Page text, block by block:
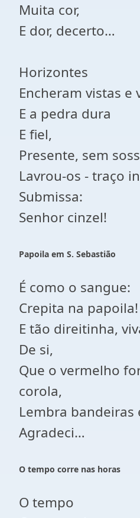
Muita cor,
E dor, decerto…
Horizontes
Encheram vistas e
E a pedra dura
E fiel,
Presente, sem
Lavrou-os - traço
Submissa:
Senhor cinzel!
Papoila em S. Sebastião
É como o sangue:
Crepita na papoila!
E tão direitinha,
De si,
Que o vermelho
corola,
Lembra bandeiras
Agradeci…
O tempo corre nas horas
O tempo